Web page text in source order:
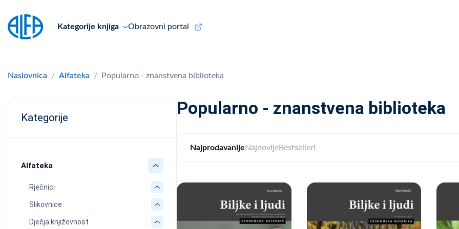
Kategorije knjiga Obrazovni portal
Naslovnica Alfateka Popularno - znanstvena biblioteka
Kategorije
Alfateka
Rječnici
Slikovnice
Dječja književnost
Popularno - znanstvena biblioteka
Najprodavanije NajnovijeBestselleri